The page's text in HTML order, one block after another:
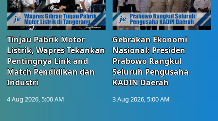
Tinjau Pabrik Motor
Listrik, Wapres Tekankan
Pentingnya Link and
Match Pendidikan dan
Industri
4 Aug 2026, 5:00 AM
Gebrakan Ekonomi
Nasional: Presiden
Prabowo Rangkul
Seluruh Pengusaha
KADIN Daerah
3 Aug 2026, 5:00 AM